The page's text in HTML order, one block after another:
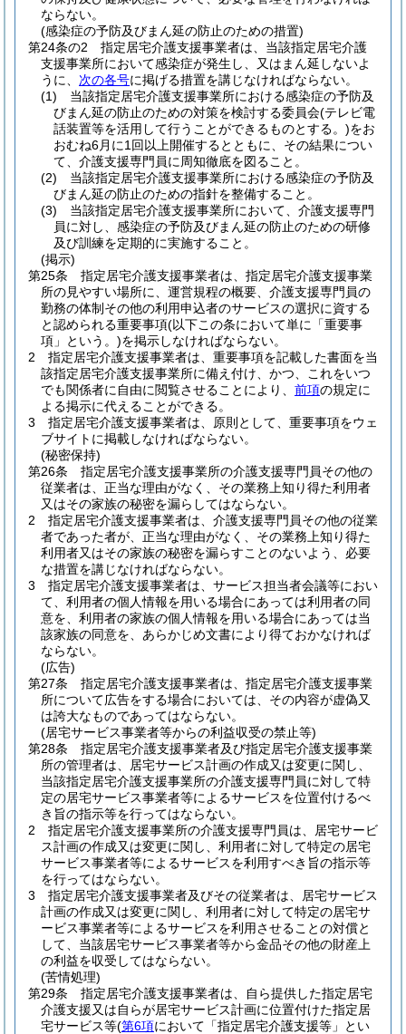
ならない。
(感染症の予防及びまん延の防止のための措置)
第24条の2
指定居宅介護支援事業者は、当該指定居宅介護
支援事業所において感染症が発生し、又はまん延しないよ
うに、 次の各号に掲げる措置を講じなければならない。
(1)
当該指定居宅介護支援事業所における感染症の予防及
びまん延の防止のための対策を検討する委員会(テレビ電
話装置等を活用して行うことができるものとする。)をお
おむね6月に1回以上開催するとともに、その結果につい
て、介護支援専門員に周知徹底を図ること。
(2)
当該指定居宅介護支援事業所における感染症の予防及
びまん延の防止のための指針を整備すること。
(3)
当該指定居宅介護支援事業所において、介護支援専門
員に対し、感染症の予防及びまん延の防止のための研修
及び訓練を定期的に実施すること。
(掲示)
第25条
指定居宅介護支援事業者は、指定居宅介護支援事業
所の見やすい場所に、運営規程の概要、介護支援専門員の
勤務の体制その他の利用申込者のサービスの選択に資する
と認められる重要事項(以下この条において単に「重要事
項」という。)を掲示しなければならない。
2
指定居宅介護支援事業者は、重要事項を記載した書面を当
該指定居宅介護支援事業所に備え付け、かつ、これをいつ
でも関係者に自由に閲覧させることにより、 前項の規定に
よる掲示に代えることができる。
3
指定居宅介護支援事業者は、原則として、重要事項をウェ
ブサイトに掲載しなければならない。
(秘密保持)
第26条
指定居宅介護支援事業所の介護支援専門員その他の
従業者は、正当な理由がなく、その業務上知り得た利用者
又はその家族の秘密を漏らしてはならない。
2
指定居宅介護支援事業者は、介護支援専門員その他の従業
者であった者が、正当な理由がなく、その業務上知り得た
利用者又はその家族の秘密を漏らすことのないよう、必要
な措置を講じなければならない。
3
指定居宅介護支援事業者は、サービス担当者会議等におい
て、利用者の個人情報を用いる場合にあっては利用者の同
意を、利用者の家族の個人情報を用いる場合にあっては当
該家族の同意を、あらかじめ文書により得ておかなければ
ならない。
(広告)
第27条
指定居宅介護支援事業者は、指定居宅介護支援事業
所について広告をする場合においては、その内容が虚偽又
は誇大なものであってはならない。
(居宅サービス事業者等からの利益収受の禁止等)
第28条
指定居宅介護支援事業者及び指定居宅介護支援事業
所の管理者は、居宅サービス計画の作成又は変更に関し、
当該指定居宅介護支援事業所の介護支援専門員に対して特
定の居宅サービス事業者等によるサービスを位置付けるべ
き旨の指示等を行ってはならない。
2
指定居宅介護支援事業所の介護支援専門員は、居宅サービ
ス計画の作成又は変更に関し、利用者に対して特定の居宅
サービス事業者等によるサービスを利用すべき旨の指示等
を行ってはならない。
3
指定居宅介護支援事業者及びその従業者は、居宅サービス
計画の作成又は変更に関し、利用者に対して特定の居宅サ
ービス事業者等によるサービスを利用させることの対償と
して、当該居宅サービス事業者等から金品その他の財産上
の利益を収受してはならない。
(苦情処理)
第29条
指定居宅介護支援事業者は、自ら提供した指定居宅
介護支援又は自らが居宅サービス計画に位置付けた指定居
宅サービス等(第6項において「指定居宅介護支援等」とい